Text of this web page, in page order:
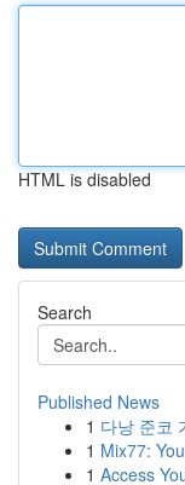
HTML is disabled
Search
Published News
1 다낭 준코
1 Mix77:
1 Access